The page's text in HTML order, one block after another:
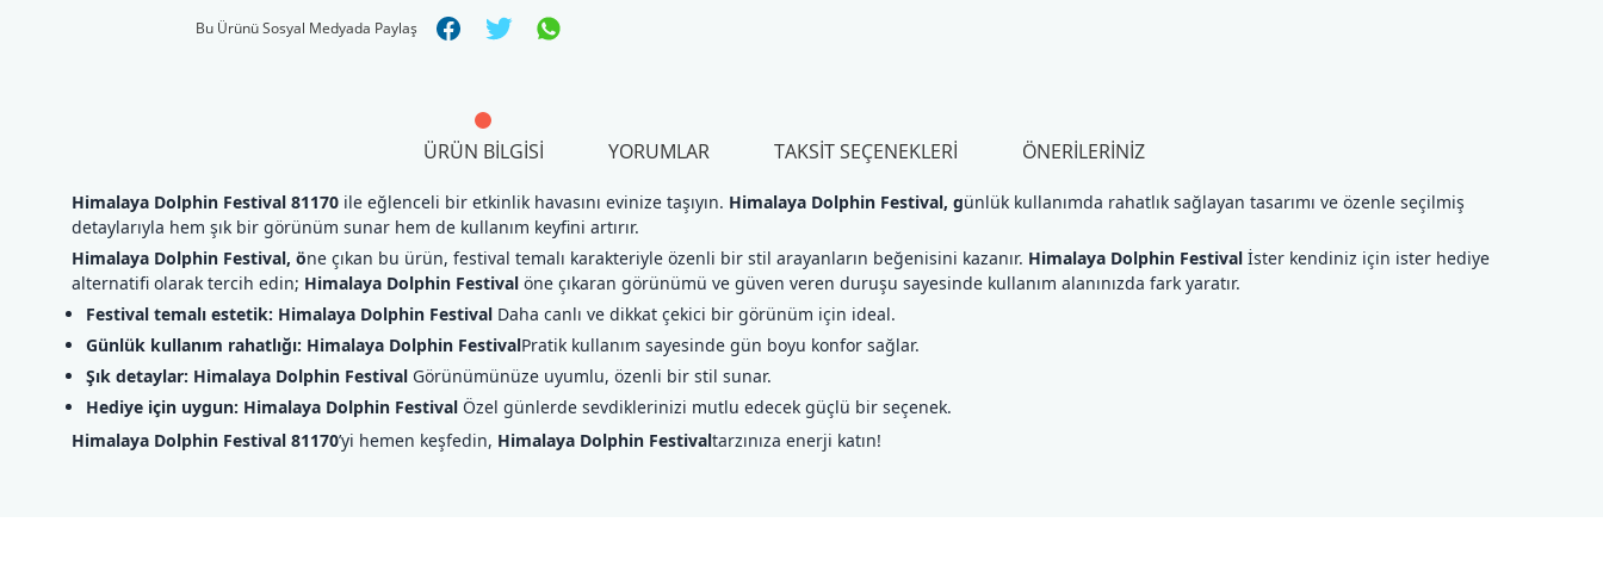
Bu Ürünü Sosyal Medyada Paylaş
ÜRÜN BILGISI YORUMLAR TAKSIT SEÇENEKLERI ÖNERILERINIZ
Himalaya Dolphin Festival 81170 ile eğlenceli bir etkinlik havasını evinize taşıyın. Himalaya Dolphin Festival, günlük kullanımda rahatlık sağlayan tasarımı ve özenle seçilmiş
detaylarıyla hem şık bir görünüm sunar hem de kullanım keyfini artırır.
Himalaya Dolphin Festival, öne çıkan bu ürün, festival temalı karakteriyle özenli bir stil arayanların beğenisini kazanır. Himalaya Dolphin Festival İster kendiniz için ister hediye
alternatifi olarak tercih edin; Himalaya Dolphin Festival öne çıkaran görünümü ve güven veren duruşu sayesinde kullanım alanınızda fark yaratır.
Festival temalı estetik: Himalaya Dolphin Festival Daha canlı ve dikkat çekici bir görünüm için ideal.
Günlük kullanım rahatlığı: Himalaya Dolphin FestivalPratik kullanım sayesinde gün boyu konfor sağlar.
Şık detaylar: Himalaya Dolphin Festival Görünümünüze uyumlu, özenli bir stil sunar.
Hediye için uygun: Himalaya Dolphin Festival Özel günlerde sevdiklerinizi mutlu edecek güçlü bir seçenek.
Himalaya Dolphin Festival 81170’yi hemen keşfedin, Himalaya Dolphin Festivaltarzınıza enerji katın!